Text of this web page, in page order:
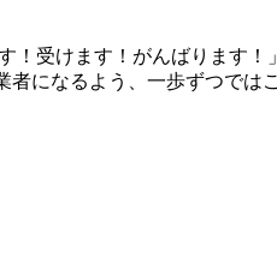
！受けます！がんばります
になるよう、一歩ずつでは